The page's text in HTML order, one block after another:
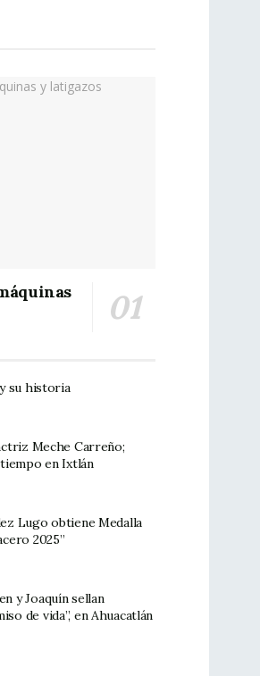
su historia
Meche Carreño;
en Ixtlán
Lugo obtiene Medalla
2025”
y Joaquín sellan
de vida”, en Ahuacatlán